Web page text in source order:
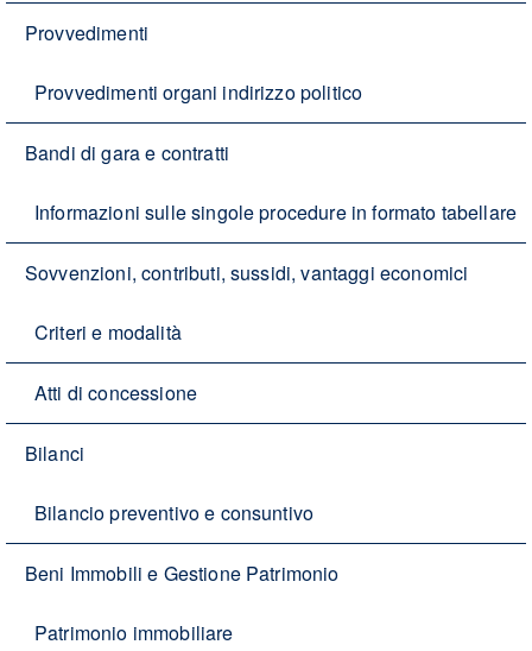
Provvedimenti
Provvedimenti organi indirizzo politico
Bandi di gara e contratti
Informazioni sulle singole procedure in formato tabellare
Sovvenzioni, contributi, sussidi, vantaggi economici
Criteri e modalità
Atti di concessione
Bilanci
Bilancio preventivo e consuntivo
Beni Immobili e Gestione Patrimonio
Patrimonio immobiliare